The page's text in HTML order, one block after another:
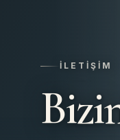
İLETIŞIM